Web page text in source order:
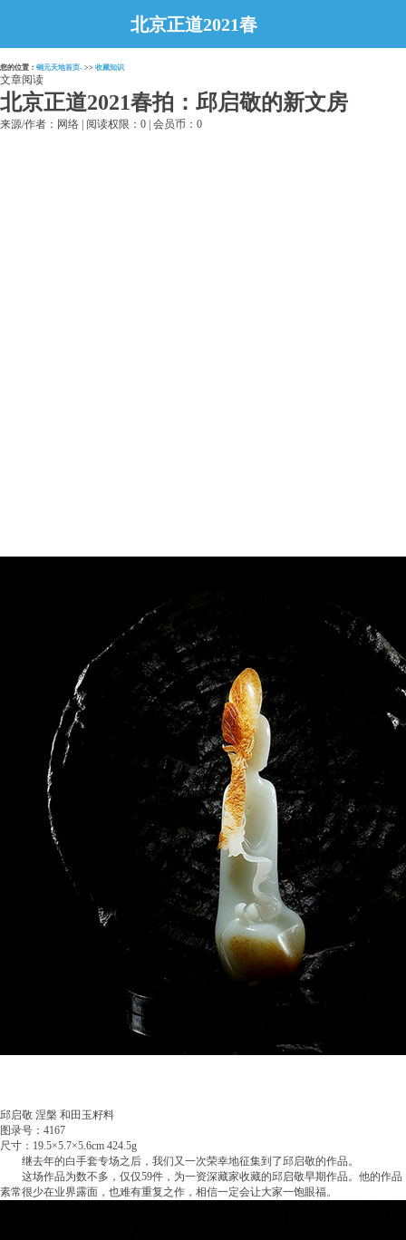
北京正道2021春
拍：邱启敬的新文
您的位置： 铜元天地首页- >> 收藏知识
文章阅读
北京正道2021春拍：邱启敬的新文房
来源/作者：网络 | 阅读权限：0 | 会员币：0
邱启敬 涅槃 和田玉籽料
图录号：4167
尺寸：19.5×5.7×5.6cm 424.5g
继去年的白手套专场之后，我们又一次荣幸地征集到了邱启敬的作品。
这场作品为数不多，仅仅59件，为一资深藏家收藏的邱启敬早期作品。他的作品
素常很少在业界露面，也难有重复之作，相信一定会让大家一饱眼福。